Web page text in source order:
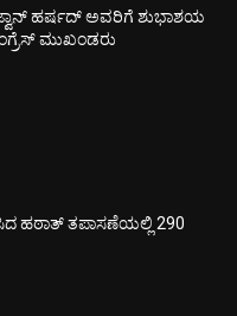
ಹರ್ಷದ್ ಅವರಿಗೆ ಶುಭಾಶಯ
ಮುಖಂಡರು
ಹಠಾತ್ ತಪಾಸಣೆಯಲ್ಲಿ 290